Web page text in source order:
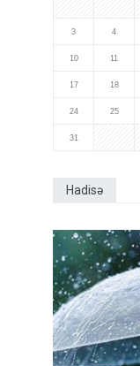
3 4
10 11
17 18
24 25
31
Hadisə